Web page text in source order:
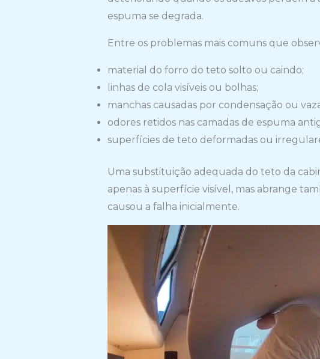
e
t
i
s
f
e
l
e
y
espuma se degrada.
Entre os problemas mais comuns que
material do forro do teto solto ou caindo;
linhas de cola visíveis ou bolhas;
manchas causadas por condensação ou
odores retidos nas camadas de espuma
superfícies de teto deformadas ou
Uma substituição adequada do teto da
apenas à superfície visível, mas abrange
causou a falha inicialmente.